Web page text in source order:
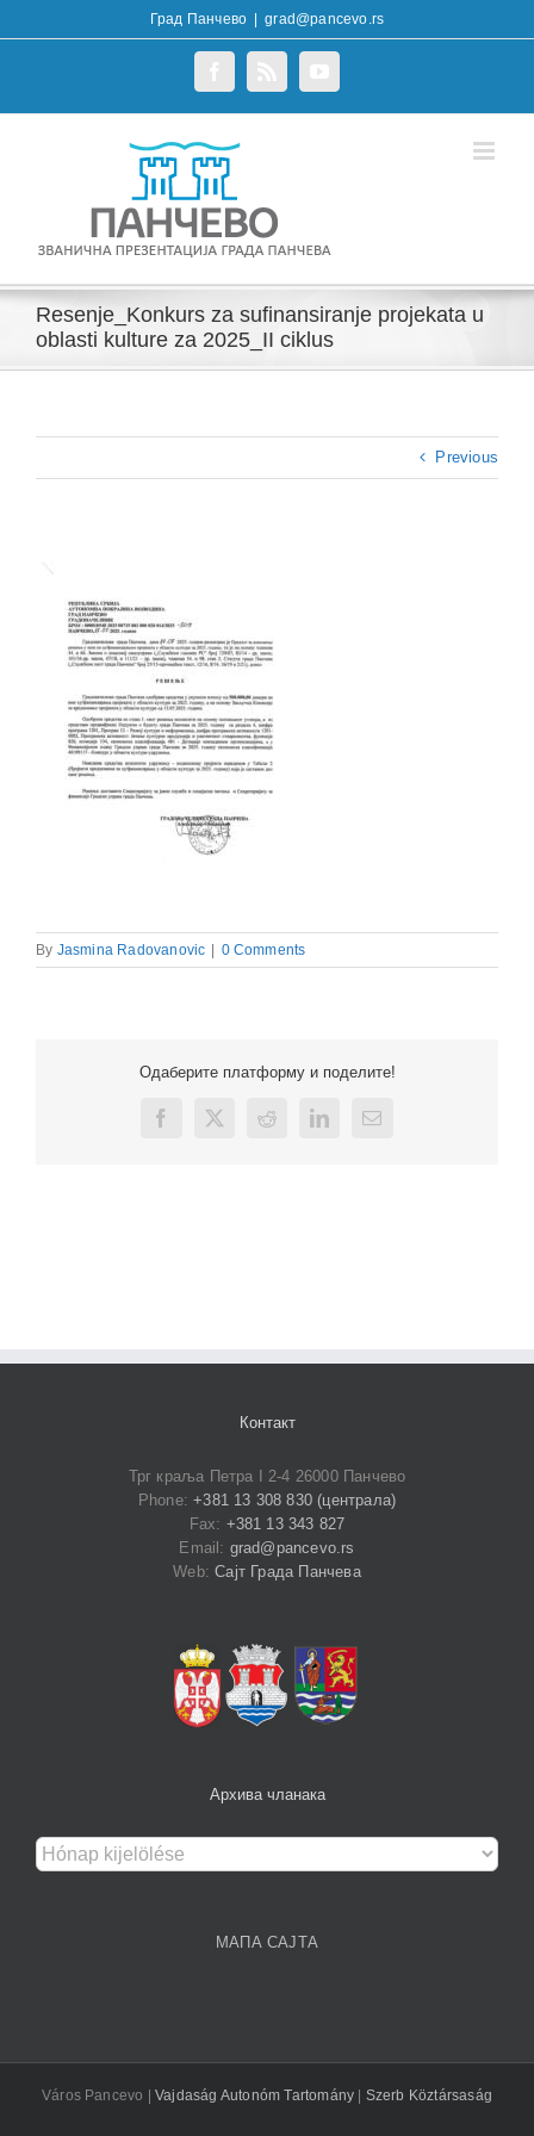
to
Град Панчево grad@pancevo.rs
Resenje_Konkurs za sufinansiranje projekata u
oblasti kulture za 2025_II ciklus
Previous
By Jasmina Radovanovic 0 Comments
Одаберите платформу и поделите!
Facebook
X Reddit LinkedInEmail
Контакт
Трг краља Петра I 2-4 26000 Панчево
Phone:+381 13 308 830 (централа)
Fax: +381 13 343 827
Email: grad@pancevo.rs
Web:Сајт Града Панчева
Архива чланака
Архива
чланака
МАПА САЈТА
Város Pancevo |Vajdaság Autonóm Tartomány Szerb Köztársaság